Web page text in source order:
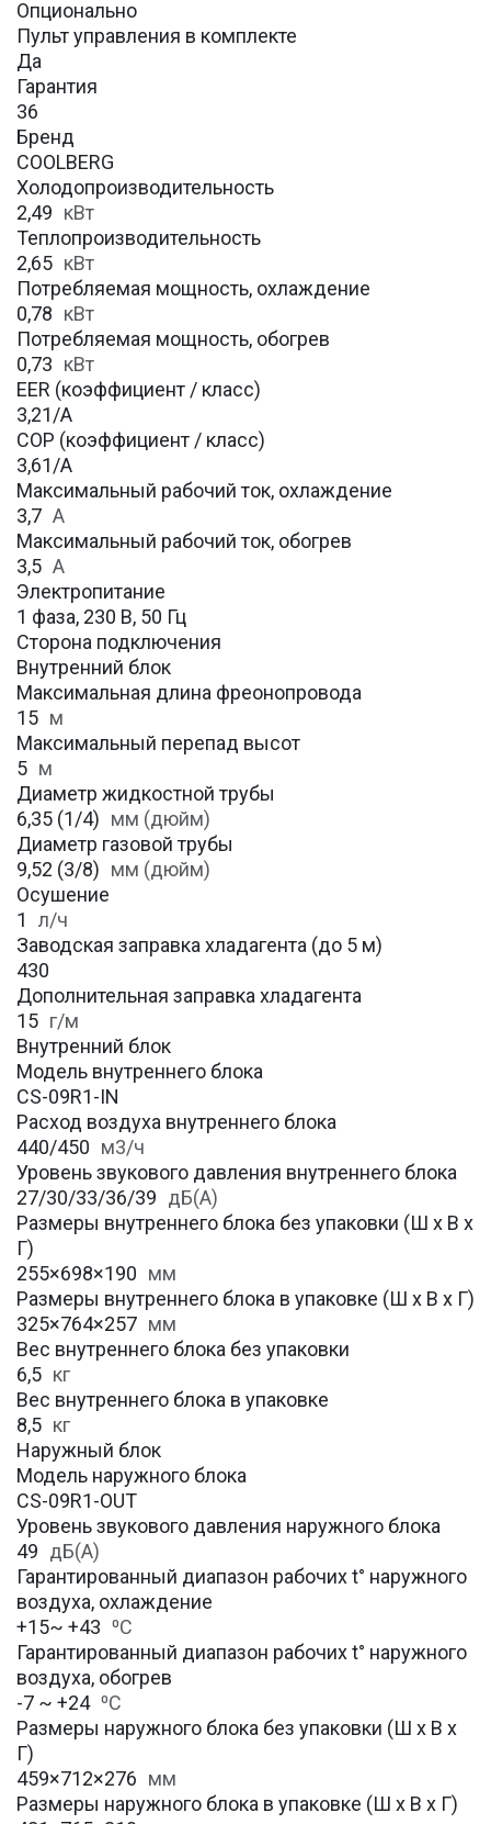
Опционально
Пульт управления в комплекте
Да
Гарантия
36
Бренд
COOLBERG
Холодопроизводительность
2,49 кВт
Теплопроизводительность
2,65 кВт
Потребляемая мощность, охлаждение
0,78 кВт
Потребляемая мощность, обогрев
0,73 кВт
EER (коэффициент / класс)
3,21/A
COP (коэффициент / класс)
3,61/A
Максимальный рабочий ток, охлаждение
3,7 A
Максимальный рабочий ток, обогрев
3,5 А
Электропитание
1 фаза, 230 В, 50 Гц
Сторона подключения
Внутренний блок
Максимальная длина фреонопровода
15 м
Максимальный перепад высот
5 м
Диаметр жидкостной трубы
6,35 (1/4) мм (дюйм)
Диаметр газовой трубы
9,52 (3/8) мм (дюйм)
Осушение
1
л/ч
Заводская заправка хладагента (до 5 м)
430
Дополнительная заправка хладагента
15 г/м
Внутренний блок
Модель внутреннего блока
CS-09R1-IN
Расход воздуха внутреннего блока
440/450 м3/ч
Уровень звукового давления внутреннего блока
27/30/33/36/39 дБ(А)
Размеры внутреннего блока без упаковки (Ш х В х
Г)
255×698×190 мм
Размеры внутреннего блока в упаковке (Ш х В х Г)
325×764×257 мм
Вес внутреннего блока без упаковки
6,5 кг
Вес внутреннего блока в упаковке
8,5 кг
Наружный блок
Модель наружного блока
CS-09R1-OUT
Уровень звукового давления наружного блока
49 дБ(А)
Гарантированный диапазон рабочих t° наружного
воздуха, охлаждение
+15~ +43 ⁰С
Гарантированный диапазон рабочих t° наружного
воздуха, обогрев
-7 ~ +24 ⁰С
Размеры наружного блока без упаковки (Ш х В х
Г)
459×712×276 мм
Размеры наружного блока в упаковке (Ш х В х Г)